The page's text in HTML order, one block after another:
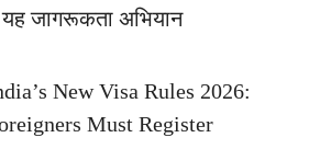
जागरूकता अभियान
New Visa Rules 2026:
Must Register